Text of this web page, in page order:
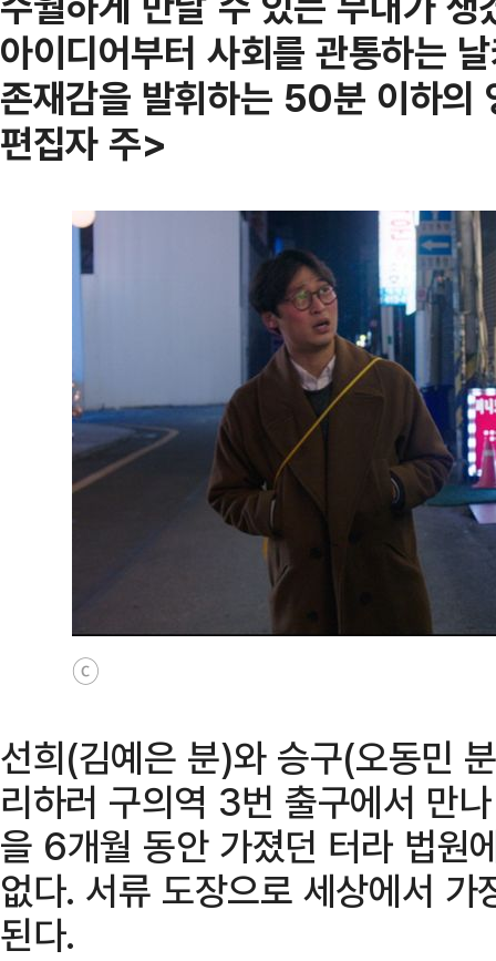
아이디어부터 사회를 관통하는
존재감을 발휘하는 50분 이하의
편집자 주>
ⓒ
선희(김예은 분)와 승구(오동민
리하러 구의역 3번 출구에서 만
을 6개월 동안 가졌던 터라 법원
없다. 서류 도장으로 세상에서
된다.